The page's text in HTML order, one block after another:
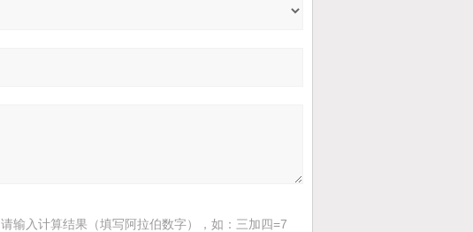
请输入计算结果（填写阿拉伯数字），如：三加四=7